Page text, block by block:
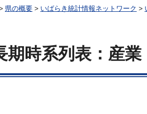
県の概要 > いばらき統計情報ネットワーク >
期時系列表：産業